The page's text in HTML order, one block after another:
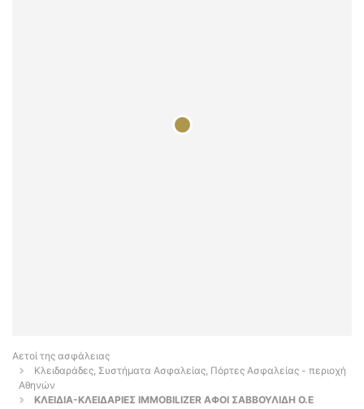
Αετοί της ασφάλειας
Κλειδαράδες, Συστήματα Ασφαλείας, Πόρτες Ασφαλείας - περιοχή
Αθηνών
ΚΛΕΙΔΙΑ-ΚΛΕΙΔΑΡΙΕΣ IMMOBILIZER ΑΦΟΙ ΣΑΒΒΟΥΛΙΔΗ Ο.Ε